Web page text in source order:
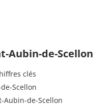
Aubin-de-Scellon
clés
Scellon
Aubin-de-Scellon